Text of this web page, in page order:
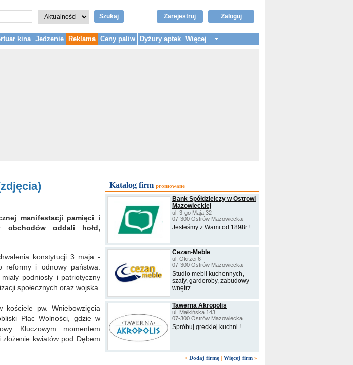
Szukaj Zaloguj
Zarejestruj
kina Jedzenie Reklama Ceny paliw Dyżury aptek Więcej
manifestacji pamięci i
obchodów oddali hołd,
konstytucji 3 maja -
i odnowy państwa.
podniosły i patriotyczny
społecznych oraz wojska.
kościele pw. Wniebowzięcia
Plac Wolności, gdzie w
Kluczowym momentem
kwiatów pod Dębem
Katalog firm promowane
Bank Spółdzielczy w Ostrowi
Mazowieckiej
ul. 3-go Maja 32
07-300 Ostrów Mazowiecka
Jesteśmy z Wami od 1898r.!
Cezan-Meble
ul. Okrzei 6
07-300 Ostrów Mazowiecka
Studio mebli kuchennych,
szafy, garderoby, zabudowy
wnętrz.
Tawerna Akropolis
ul. Małkińska 143
07-300 Ostrów Mazowiecka
Spróbuj greckiej kuchni !
+ Dodaj firmę | Więcej firm »